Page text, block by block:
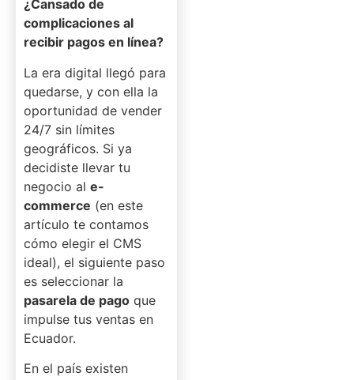
¿Cansado de
complicaciones al
recibir pagos en línea?
La era digital llegó para
quedarse, y con ella la
oportunidad de vender
24/7 sin límites
geográficos. Si ya
decidiste llevar tu
negocio al e-
commerce (en este
artículo te contamos
cómo elegir el CMS
ideal), el siguiente paso
es seleccionar la
pasarela de pago que
impulse tus ventas en
Ecuador.
En el país existen